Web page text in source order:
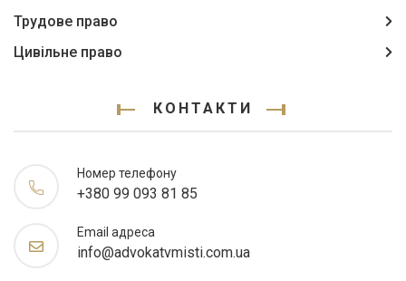
Трудове право
Цивільне право
КОНТАКТИ
Номер телефону
+380 99 093 81 85
Email адреса
info@advokatvmisti.com.ua